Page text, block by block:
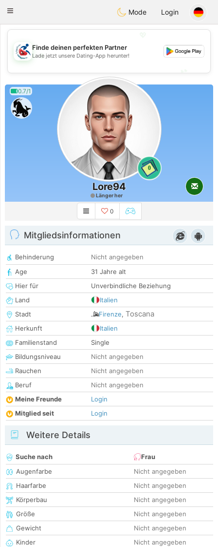
Handi Space
Toggle
Mode Login
💖
💕
Finde deinen perfekten Partner
Lade jetzt unsere Dating-App herunter!
0.7/1
0
Lore94
Länger her
0
Mitgliedsinformationen
Behinderung
Nicht angegeben
Age
31 Jahre alt
Hier für
Unverbindliche Beziehung
Land
Italien
Stadt
Firenze, Toscana
Herkunft
Italien
Familienstand
Single
Bildungsniveau
Nicht angegeben
Rauchen
Nicht angegeben
Beruf
Nicht angegeben
Meine Freunde
Login
Mitglied seit
Login
Weitere Details
Suche nach
Frau
Augenfarbe
Nicht angegeben
Haarfarbe
Nicht angegeben
Körperbau
Nicht angegeben
Größe
Nicht angegeben
Gewicht
Nicht angegeben
Kinder
Nicht angegeben